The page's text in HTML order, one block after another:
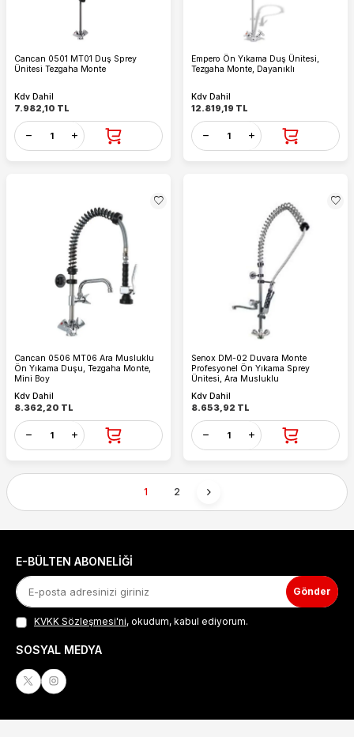
Cancan 0501 MT01 Duş Sprey
Ünitesi Tezgaha Monte
Kdv Dahil
7.982,10 TL
Empero Ön Yıkama Duş Ünitesi,
Tezgaha Monte, Dayanıklı
Kdv Dahil
12.819,19 TL
Cancan 0506 MT06 Ara Musluklu
Ön Yıkama Duşu, Tezgaha Monte,
Mini Boy
Kdv Dahil
8.362,20 TL
Senox DM-02 Duvara Monte
Profesyonel Ön Yıkama Sprey
Ünitesi, Ara Musluklu
Kdv Dahil
8.653,92 TL
1 2
E-BÜLTEN ABONELIĞI
Gönder
KVKK Sözleşmesi'ni, okudum, kabul ediyorum.
SOSYAL MEDYA